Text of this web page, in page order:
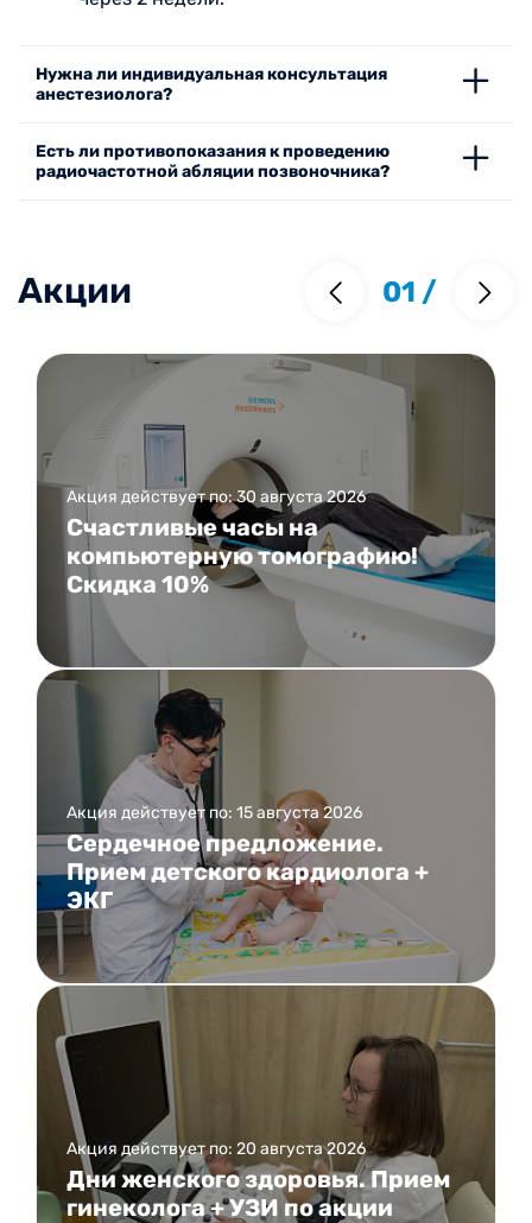
Нужна ли индивидуальная консультация
анестезиолога?
Есть ли противопоказания к проведению
радиочастотной абляции позвоночника?
Акции 01 /
Акция действует по: 30 августа 2026
Счастливые часы на
компьютерную томографию!
Скидка 10%
Акция действует по: 15 августа 2026
Сердечное предложение.
Прием детского кардиолога +
ЭКГ
Акция действует по: 20 августа 2026
Дни женского здоровья. Прием
гинеколога + УЗИ по акции